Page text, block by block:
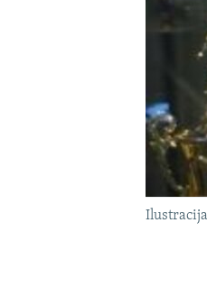
Ilustracija